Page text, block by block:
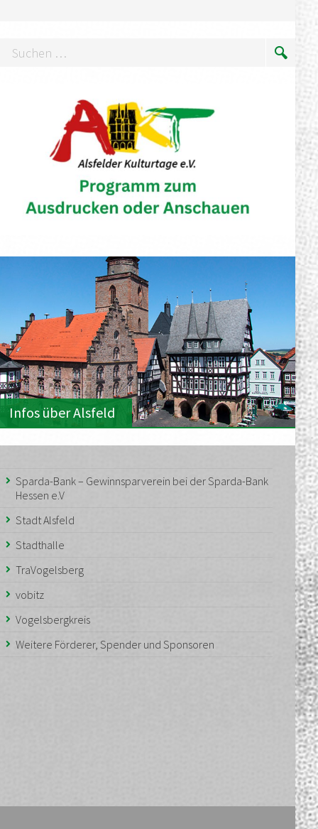
Infos über Alsfeld
Sparda-Bank – Gewinnsparverein bei der Sparda-Bank
Hessen e.V
Stadt Alsfeld
Stadthalle
TraVogelsberg
vobitz
Vogelsbergkreis
Weitere Förderer, Spender und Sponsoren